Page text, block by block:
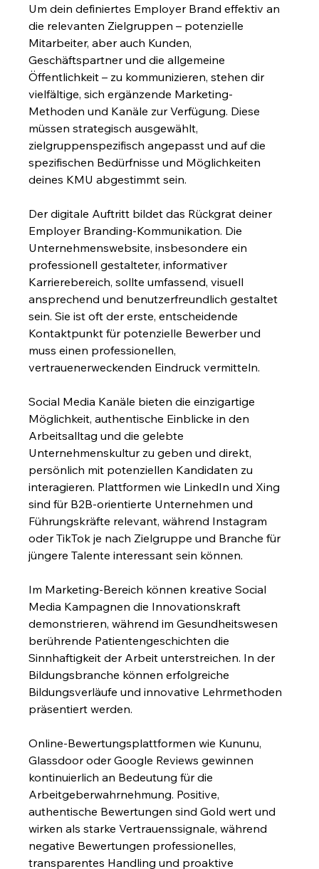
Um dein definiertes Employer Brand effektiv an
die relevanten Zielgruppen – potenzielle
Mitarbeiter, aber auch Kunden,
Geschäftspartner und die allgemeine
Öffentlichkeit – zu kommunizieren, stehen dir
vielfältige, sich ergänzende Marketing-
Methoden und Kanäle zur Verfügung. Diese
müssen strategisch ausgewählt,
zielgruppenspezifisch angepasst und auf die
spezifischen Bedürfnisse und Möglichkeiten
deines KMU abgestimmt sein.
Der digitale Auftritt bildet das Rückgrat deiner
Employer Branding-Kommunikation. Die
Unternehmenswebsite, insbesondere ein
professionell gestalteter, informativer
Karrierebereich, sollte umfassend, visuell
ansprechend und benutzerfreundlich gestaltet
sein. Sie ist oft der erste, entscheidende
Kontaktpunkt für potenzielle Bewerber und
muss einen professionellen,
vertrauenerweckenden Eindruck vermitteln.
Social Media Kanäle bieten die einzigartige
Möglichkeit, authentische Einblicke in den
Arbeitsalltag und die gelebte
Unternehmenskultur zu geben und direkt,
persönlich mit potenziellen Kandidaten zu
interagieren. Plattformen wie LinkedIn und Xing
sind für B2B-orientierte Unternehmen und
Führungskräfte relevant, während Instagram
oder TikTok je nach Zielgruppe und Branche für
jüngere Talente interessant sein können.
Im Marketing-Bereich können kreative Social
Media Kampagnen die Innovationskraft
demonstrieren, während im Gesundheitswesen
berührende Patientengeschichten die
Sinnhaftigkeit der Arbeit unterstreichen. In der
Bildungsbranche können erfolgreiche
Bildungsverläufe und innovative Lehrmethoden
präsentiert werden.
Online-Bewertungsplattformen wie Kununu,
Glassdoor oder Google Reviews gewinnen
kontinuierlich an Bedeutung für die
Arbeitgeberwahrnehmung. Positive,
authentische Bewertungen sind Gold wert und
wirken als starke Vertrauenssignale, während
negative Bewertungen professionelles,
transparentes Handling und proaktive